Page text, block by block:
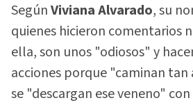
SegúnViviana Alvarado, su
quienes hicieron comentarios
ella, son unos "odiosos" y
acciones porque "caminan
se "descargan ese veneno"